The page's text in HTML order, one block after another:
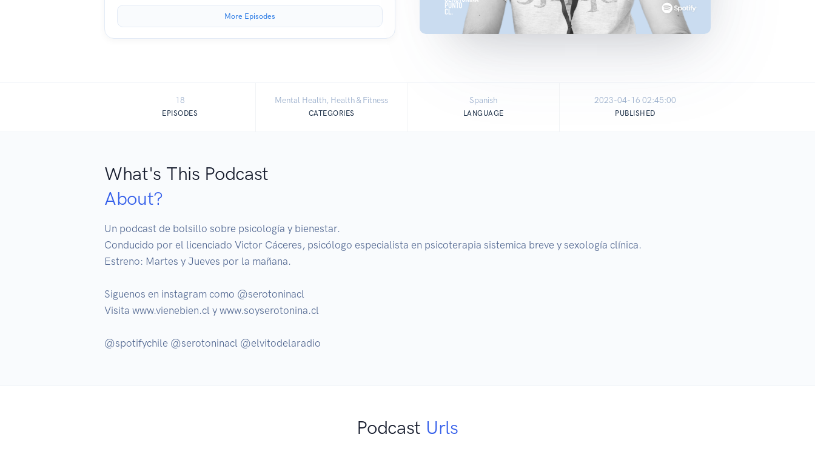
More Episodes
18
EPISODES
Mental Health, Health & Fitness
CATEGORIES
Spanish
LANGUAGE
2023-04-16 02:45:00
PUBLISHED
What's This Podcast
About?
Un podcast de bolsillo sobre psicología y bienestar.
Conducido por el licenciado Victor Cáceres, psicólogo especialista en psicoterapia sistemica breve y sexología clínica.
Estreno: Martes y Jueves por la mañana.
Siguenos en instagram como @serotoninacl
Visita www.vienebien.cl y www.soyserotonina.cl
@spotifychile @serotoninacl @elvitodelaradio
Podcast Urls